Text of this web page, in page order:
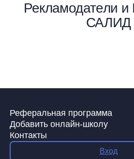
Рекламодатели
САЛИД
Реферальная программа
Добавить онлайн-школу
Контакты
Вход